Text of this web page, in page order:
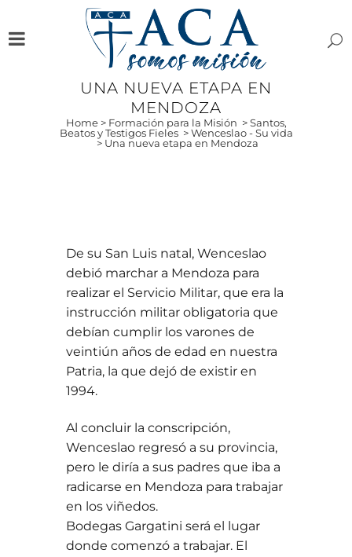
UNA NUEVA ETAPA EN
MENDOZA
Home> Formación para la Misión >Santos,
Beatos y Testigos Fieles >Wenceslao - Su vida
> Una nueva etapa en Mendoza
De su San Luis natal, Wenceslao
debió marchar a Mendoza para
realizar el Servicio Militar, que era la
instrucción militar obligatoria que
debían cumplir los varones de
veintiún años de edad en nuestra
Patria, la que dejó de existir en
1994.
Al concluir la conscripción,
Wenceslao regresó a su provincia,
pero le diría a sus padres que iba a
radicarse en Mendoza para trabajar
en los viñedos.
Bodegas Gargatini será el lugar
donde comenzó a trabajar. El